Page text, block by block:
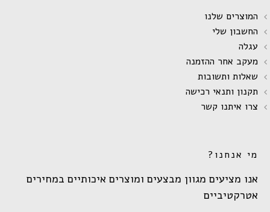
המוצרים שלנו
החשבון שלי
עגלה
מעקב אחר ההזמנה
שאלות ותשובות
תקנון ותנאי רכישה
צרו איתנו קשר
מי אנחנו?
אנו מציעים מגוון מבצעים ומוצרים איכותיים במחירים
אטרקטיביים